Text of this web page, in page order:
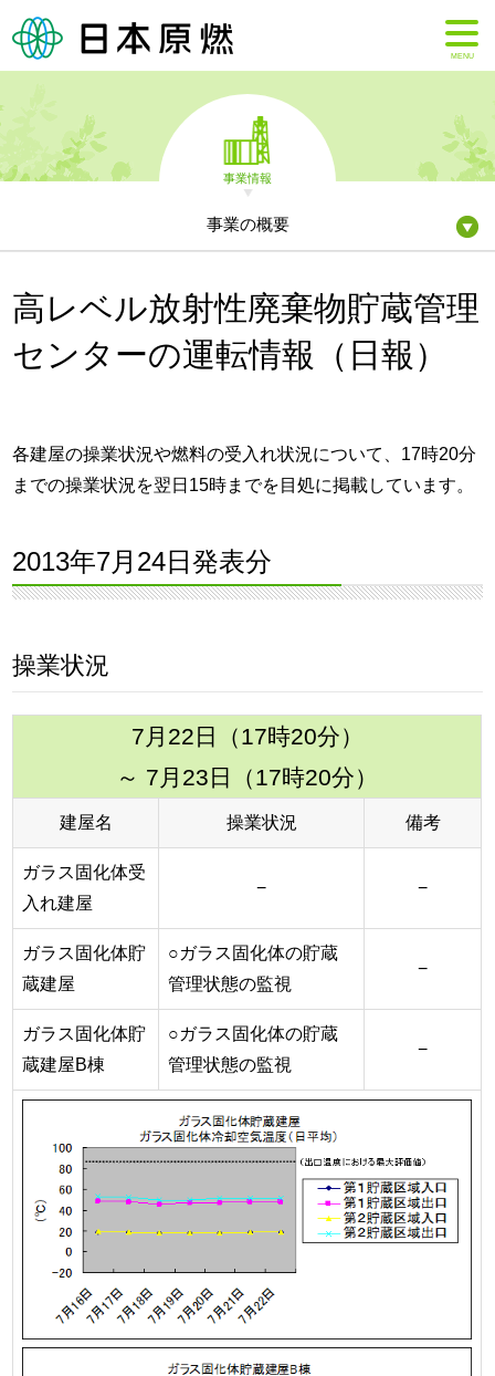
MENU
事業情報
事業の概要
高レベル放射性廃棄物貯蔵管理
センターの運転情報（日報）
各建屋の操業状況や燃料の受入れ状況について、17時20分
までの操業状況を翌日15時までを目処に掲載しています。
2013年7月24日発表分
操業状況
7月22日（17時20分）
～ 7月23日（17時20分）
建屋名 操業状況 備考
ガラス固化体受
入れ建屋
− −
ガラス固化体貯
蔵建屋
○ガラス固化体の貯蔵
管理状態の監視
−
ガラス固化体貯
蔵建屋B棟
○ガラス固化体の貯蔵
管理状態の監視
−